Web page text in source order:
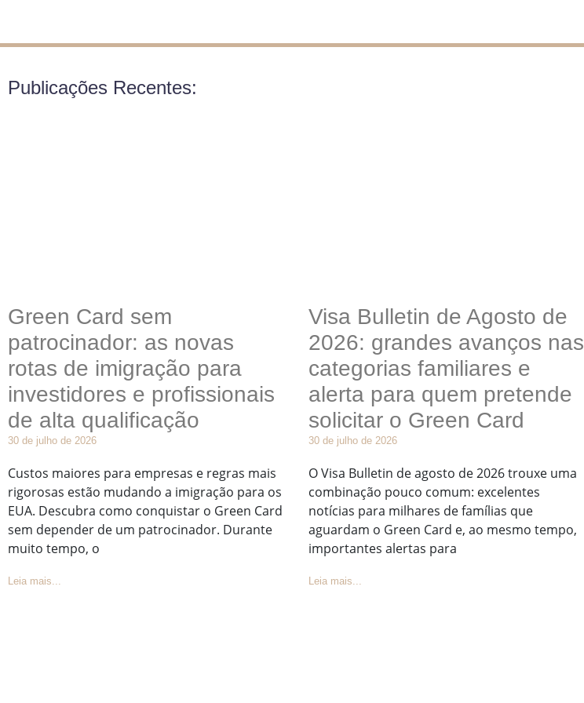
Publicações Recentes:
Green Card sem
patrocinador: as novas
rotas de imigração para
investidores e profissionais
de alta qualificação
30 de julho de 2026
Custos maiores para empresas e regras mais
rigorosas estão mudando a imigração para os
EUA. Descubra como conquistar o Green Card
sem depender de um patrocinador. Durante
muito tempo, o
Leia mais...
Visa Bulletin de Agosto de
2026: grandes avanços nas
categorias familiares e
alerta para quem pretende
solicitar o Green Card
30 de julho de 2026
O Visa Bulletin de agosto de 2026 trouxe uma
combinação pouco comum: excelentes
notícias para milhares de famílias que
aguardam o Green Card e, ao mesmo tempo,
importantes alertas para
Leia mais...